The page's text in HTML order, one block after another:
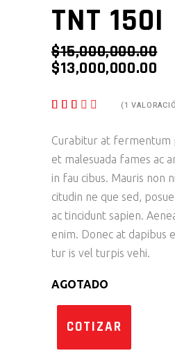
TNT 150I
$15,000,000.00
$13,000,000.00
5
EN
PUNTUACIÓN
DE
CLIENTE
(1
Curabitur at fermentum
et malesuada fames ac
in fau cibus. Mauris non
citudin ne que sed,
ac tincidunt sapien.
enim. Donec at dapibus
tur is vel turpis vehi.
AGOTADO
COTIZAR